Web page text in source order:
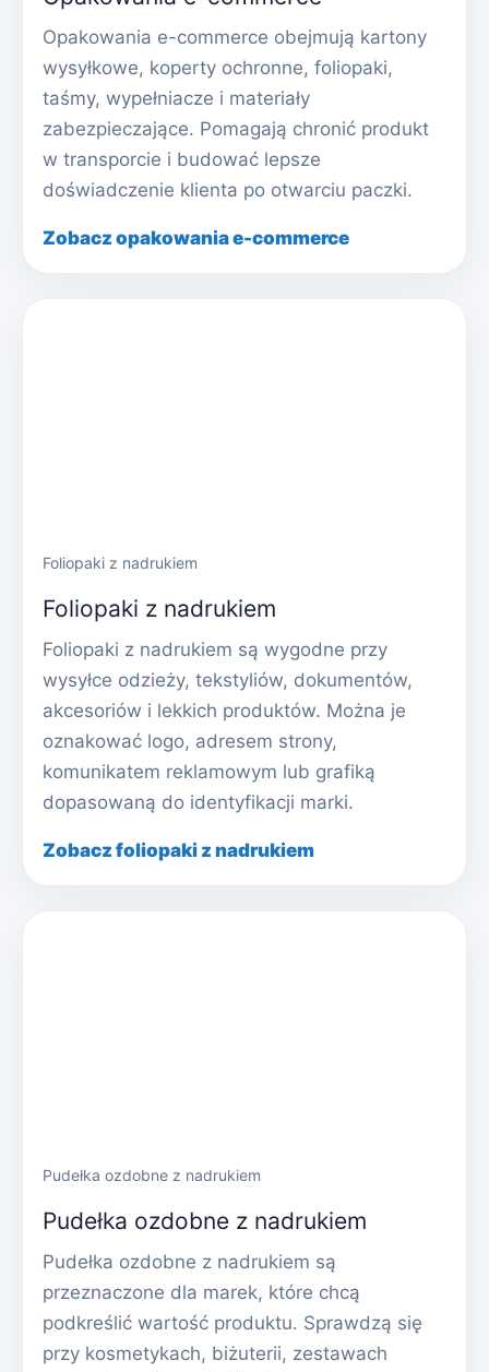
Opakowania e-commerce obejmują kartony
wysyłkowe, koperty ochronne, foliopaki,
taśmy, wypełniacze i materiały
zabezpieczające. Pomagają chronić produkt
w transporcie i budować lepsze
doświadczenie klienta po otwarciu paczki.
Zobacz opakowania e-commerce
Foliopaki z nadrukiem
Foliopaki z nadrukiem
Foliopaki z nadrukiem są wygodne przy
wysyłce odzieży, tekstyliów, dokumentów,
akcesoriów i lekkich produktów. Można je
oznakować logo, adresem strony,
komunikatem reklamowym lub grafiką
dopasowaną do identyfikacji marki.
Zobacz foliopaki z nadrukiem
Pudełka ozdobne z nadrukiem
Pudełka ozdobne z nadrukiem
Pudełka ozdobne z nadrukiem są
przeznaczone dla marek, które chcą
podkreślić wartość produktu. Sprawdzą się
przy kosmetykach, biżuterii, zestawach